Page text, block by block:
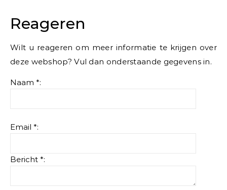
Reageren
Wilt u reageren om meer informatie te krijgen over
deze webshop? Vul dan onderstaande gegevens in.
Naam *:
Email *:
Bericht *: